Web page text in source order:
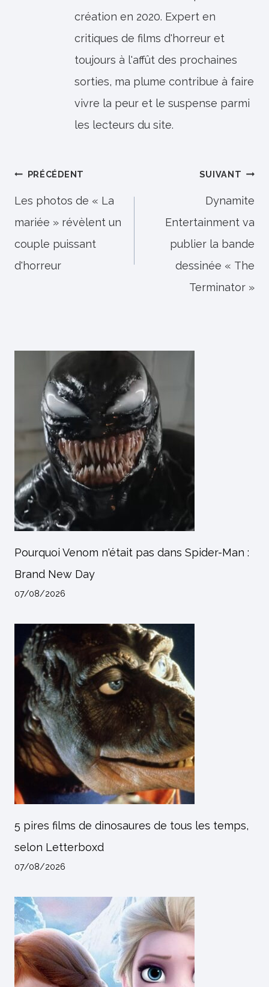
création en 2020. Expert en
critiques de films d'horreur et
toujours à l'affût des prochaines
sorties, ma plume contribue à faire
vivre la peur et le suspense parmi
les lecteurs du site.
Navigation
de
l’article
PRÉCÉDENT
Les photos de « La
mariée » révèlent un
couple puissant
d'horreur
SUIVANT
Dynamite
Entertainment va
publier la bande
dessinée « The
Terminator »
Pourquoi Venom n'était pas dans Spider-Man :
Brand New Day
07/08/2026
5 pires films de dinosaures de tous les temps,
selon Letterboxd
07/08/2026